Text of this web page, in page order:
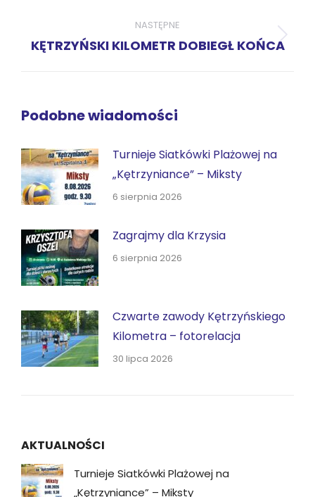
NASTĘPNE
Następny
KĘTRZYŃSKI KILOMETR DOBIEGŁ KOŃCA
Podobne wiadomości
Turnieje Siatkówki Plażowej na
„Kętrzyniance” – Miksty
6 sierpnia 2026
Zagrajmy dla Krzysia
6 sierpnia 2026
Czwarte zawody Kętrzyńskiego
Kilometra – fotorelacja
30 lipca 2026
AKTUALNOŚCI
Turnieje Siatkówki Plażowej na
„Kętrzyniance” – Miksty